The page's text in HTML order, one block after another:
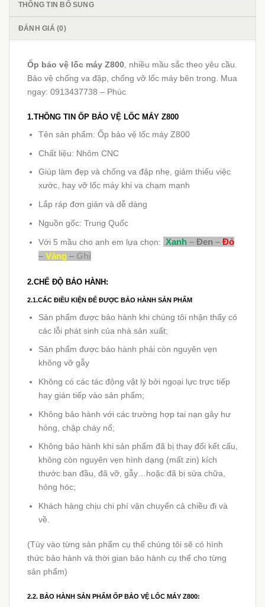
THÔNG TIN BỔ SUNG
ĐÁNH GIÁ (0)
Ốp bảo vệ lốc máy Z800 , nhiều mầu sắc theo yêu cầu.
Bảo vệ chống va đập, chống vỡ lốc máy bên trong. Mua
ngay: 0913437738 – Phúc
1.THÔNG TIN ỐP BẢO VỆ LỐC MÁY Z800
Tên sản phẩm: Ốp bảo vệ lốc máy Z800
Chất liệu: Nhôm CNC
Giúp làm đẹp và chống va đập nhẹ, giảm thiếu việc
xước, hay vỡ lốc máy khi va chạm mạnh
Lắp ráp đơn giản và dễ dàng
Nguồn gốc: Trung Quốc
Với 5 mầu cho anh em lựa chọn: Xanh–Đen –Đỏ
–Vàng– Ghi
2.CHẾ ĐỘ BẢO HÀNH:
2.1.CÁC ĐIỀU KIỆN ĐỂ ĐƯỢC BẢO HÀNH SẢN PHẨM
Sản phẩm được bảo hành khi chúng tôi nhận thấy có
các lỗi phát sinh của nhà sản xuất;
Sản phẩm được bảo hành phải còn nguyên vẹn
không vỡ gẫy
Không có các tác động vật lý bởi ngoại lực trực tiếp
hay gián tiếp vào sản phẩm;
Không bảo hành với các trường hợp tai nạn gây hư
hỏng, chập cháy nổ;
Không bảo hành khi sản phẩm đã bị thay đổi kết cấu,
không còn nguyên vẹn hình dạng (mất zin) kích
thước ban đầu, đã vỡ, gẫy…hoặc đã bị sửa chữa,
hỏng hóc;
Khách hàng chịu chi phí vận chuyển cả chiều đi và
về.
(Tùy vào từng sản phẩm cụ thể chúng tôi sẽ có hình
thức bảo hành và thời gian bảo hành cụ thể cho từng
sản phẩm)
2.2. BẢO HÀNH SẢN PHẨM ỐP BẢO VỆ LỐC MÁY Z800: